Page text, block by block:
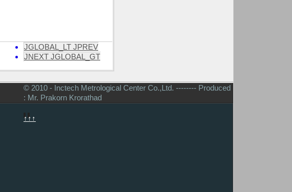
JGLOBAL_LT JPREV
JNEXT JGLOBAL_GT
© 2010 - Inctech Metrological Center Co.,Ltd. -------- Produced
: Mr. Prakorn Krorathad
↑↑↑